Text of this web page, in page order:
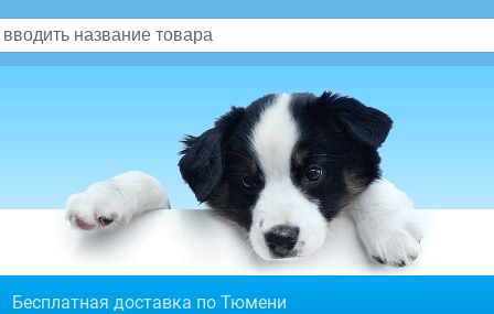
Бесплатная доставка по Тюмени